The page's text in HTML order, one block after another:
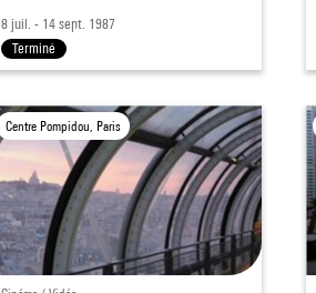
8 juil. - 14 sept. 1987
Terminé
Centre Pompidou, Paris